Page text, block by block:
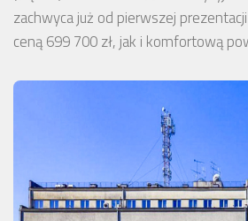
zachwyca już od pierwszej
ceną 699 700 zł, jak i komfortową